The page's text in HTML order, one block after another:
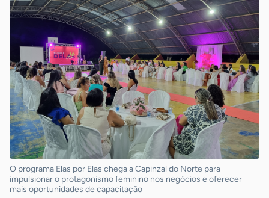
O programa Elas por Elas chega a Capinzal do Norte para
impulsionar o protagonismo feminino nos negócios e oferecer
mais oportunidades de capacitação